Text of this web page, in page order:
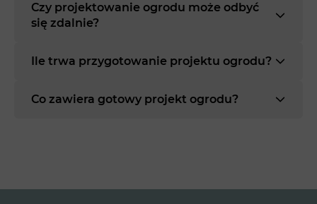
Czy projektowanie ogrodu może odbyć
się zdalnie?
Ile trwa przygotowanie projektu ogrodu?
Co zawiera gotowy projekt ogrodu?